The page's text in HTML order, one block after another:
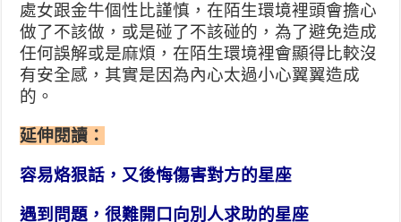
處女跟金牛個性比謹慎，在陌生環境裡頭會擔心
做了不該做，或是碰了不該碰的，為了避免造成
任何誤解或是麻煩，在陌生環境裡會顯得比較沒
有安全感，其實是因為內心太過小心翼翼造成
的。
延伸閱讀：
容易烙狠話，又後悔傷害對方的星座
遇到問題，很難開口向別人求助的星座